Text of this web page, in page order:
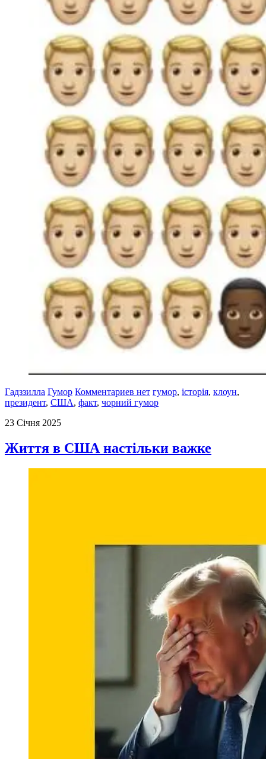
Гадззилла Гумор Комментариев нет гумор, історія, клоун,
президент, США, факт, чорний гумор
23 Січня 2025
Життя в США настільки важке